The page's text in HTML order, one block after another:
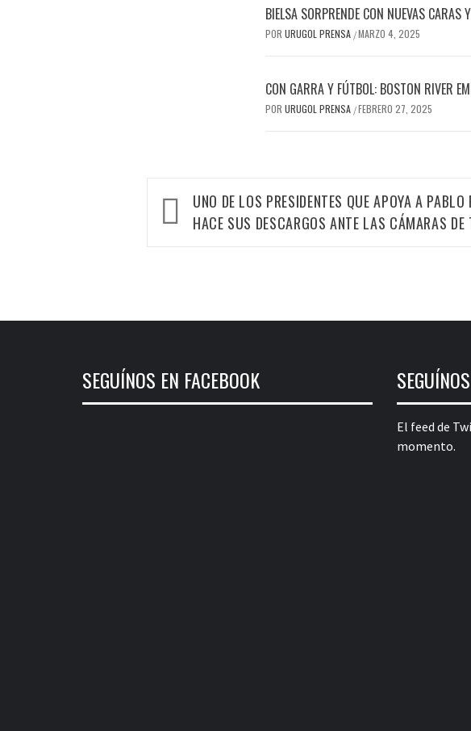
BIELSA SORPRENDE CON NUEVAS CARAS
POR URUGOL PRENSA /MARZO 4, 2025
CON GARRA Y FÚTBOL: BOSTON RIVER
POR URUGOL PRENSA /FEBRERO 27, 2025
Navegación
de
UNO DE LOS PRESIDENTES QUE APOYA A PABLO
HACE SUS DESCARGOS ANTE LAS CÁMARAS DE
SEGUÍNOS EN FACEBOOK
El feed de
momento.